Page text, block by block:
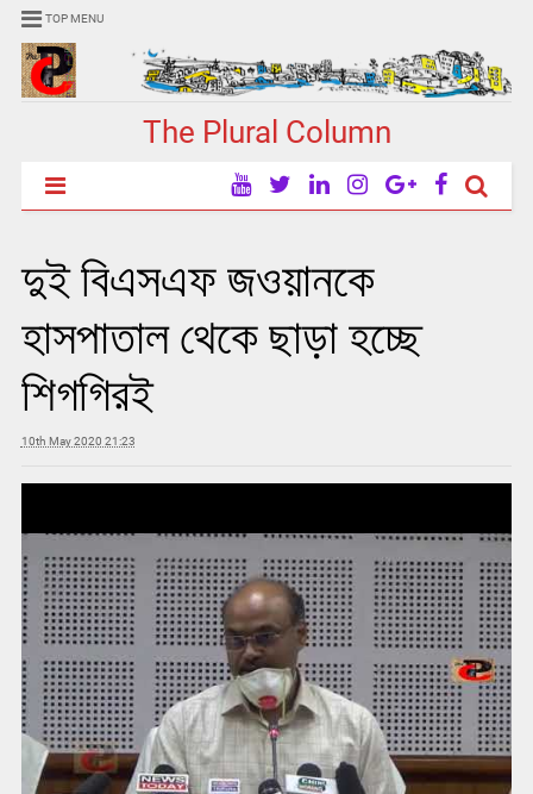
TOP MENU
The Plural Column
দুই বিএসএফ জওয়ানকে
হাসপাতাল থেকে ছাড়া হচ্ছে
শিগগিরই
10th May 2020 21:23